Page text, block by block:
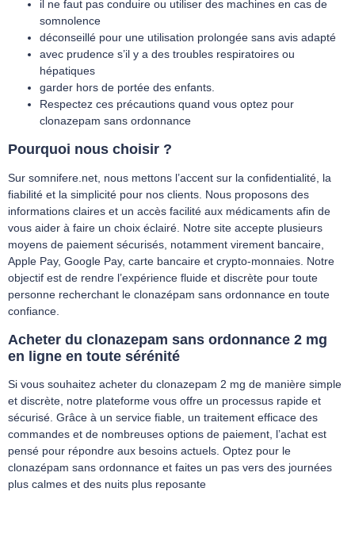
il ne faut pas conduire ou utiliser des machines en cas de
somnolence
déconseillé pour une utilisation prolongée sans avis adapté
avec prudence s’il y a des troubles respiratoires ou
hépatiques
garder hors de portée des enfants.
Respectez ces précautions quand vous optez pour
clonazepam sans ordonnance
Pourquoi nous choisir ?
Sur somnifere.net, nous mettons l’accent sur la confidentialité, la
fiabilité et la simplicité pour nos clients. Nous proposons des
informations claires et un accès facilité aux médicaments afin de
vous aider à faire un choix éclairé. Notre site accepte plusieurs
moyens de paiement sécurisés, notamment virement bancaire,
Apple Pay, Google Pay, carte bancaire et crypto-monnaies. Notre
objectif est de rendre l’expérience fluide et discrète pour toute
personne recherchant le clonazépam sans ordonnance en toute
confiance.
Acheter du clonazepam sans ordonnance 2 mg
en ligne en toute sérénité
Si vous souhaitez acheter du clonazepam 2 mg de manière simple
et discrète, notre plateforme vous offre un processus rapide et
sécurisé. Grâce à un service fiable, un traitement efficace des
commandes et de nombreuses options de paiement, l’achat est
pensé pour répondre aux besoins actuels. Optez pour le
clonazépam sans ordonnance et faites un pas vers des journées
plus calmes et des nuits plus reposante